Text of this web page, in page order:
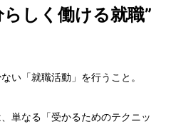
しく働ける就職”
い「就職活動」を行うこと。
単なる「受かるためのテクニッ